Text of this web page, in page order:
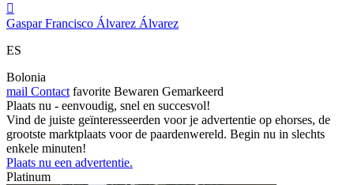

Gaspar Francisco Álvarez Álvarez
ES
Bolonia
mail Contact favorite Bewaren Gemarkeerd
Plaats nu - eenvoudig, snel en succesvol!
Vind de juiste geïnteresseerden voor je advertentie op ehorses, de
grootste marktplaats voor de paardenwereld. Begin nu in slechts
enkele minuten!
Plaats nu een advertentie.
Platinum